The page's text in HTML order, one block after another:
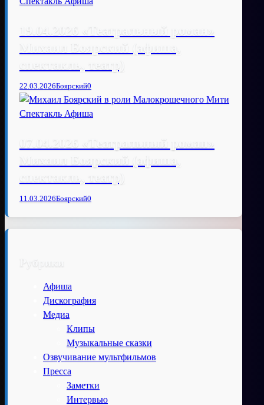
19.04.2026 «Театральный роман»
Михаил Боярский (афиша,
спектакль, театр)
22.03.2026Боярский0
07.04.2026 «Театральный роман»
Михаил Боярский (афиша,
спектакль, театр)
11.03.2026Боярский0
Рубрики
Афиша
Дискография
Медиа
Клипы
Музыкальные сказки
Озвучивание мультфильмов
Пресса
Заметки
Интервью